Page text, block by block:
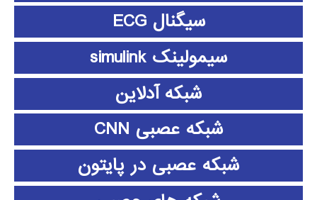
سیگنال ECG
سیمولینک simulink
شبکه آدلاین
شبکه عصبی CNN
شبکه عصبی در پایتون